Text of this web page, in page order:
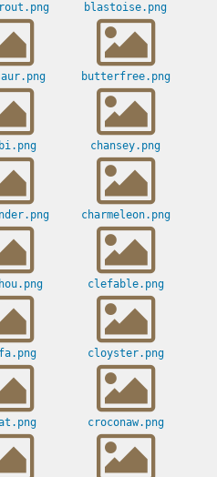
blastoise.png
butterfree.png
chansey.png
charmeleon.png
clefable.png
cloyster.png
croconaw.png